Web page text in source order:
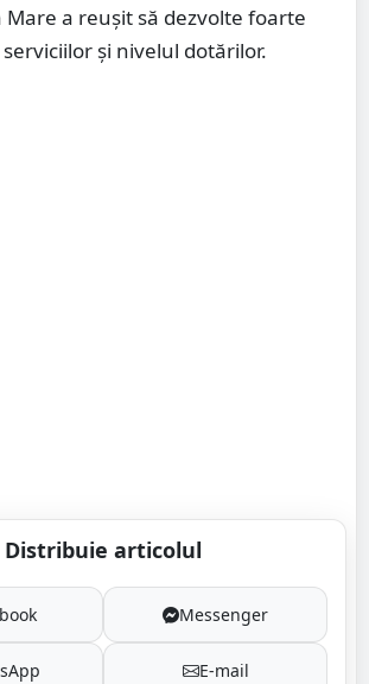
Mare a reușit să dezvolte foarte
și nivelul dotărilor.
Distribuie articolul
Messenger
E-mail